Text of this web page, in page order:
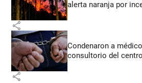
alerta naranja por
share
Condenaron a
consultorio del
share